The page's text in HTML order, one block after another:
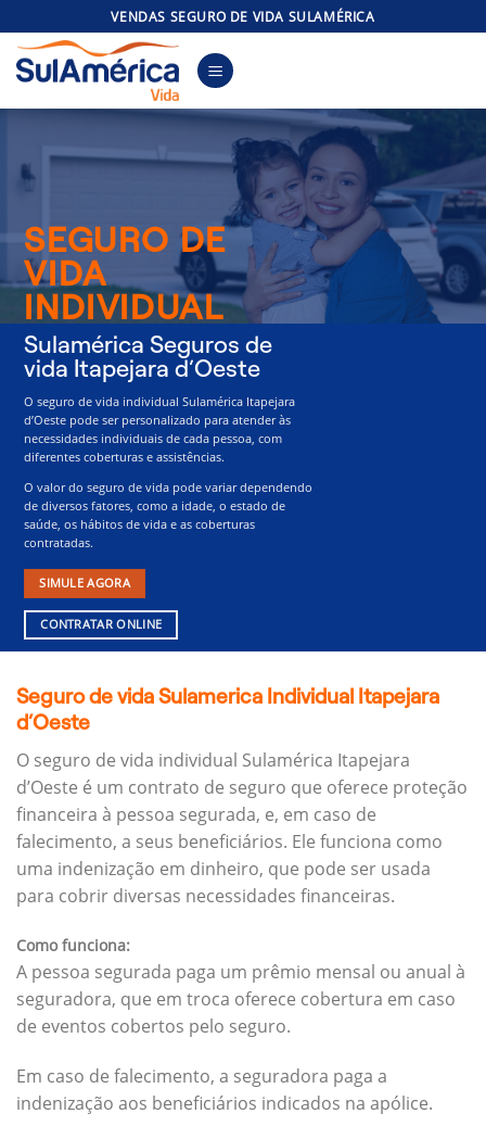
to
content
VENDAS SEGURO DE VIDA SULAMÉRICA
SEGURO DE
VIDA
INDIVIDUAL
Sulamérica Seguros de
vida Itapejara d’Oeste
O seguro de vida individual Sulamérica Itapejara
d’Oeste pode ser personalizado para atender às
necessidades individuais de cada pessoa, com
diferentes coberturas e assistências.
O valor do seguro de vida pode variar dependendo
de diversos fatores, como a idade, o estado de
saúde, os hábitos de vida e as coberturas
contratadas.
SIMULE AGORA
CONTRATAR ONLINE
Seguro de vida Sulamerica Individual Itapejara
d’Oeste
O seguro de vida individual Sulamérica Itapejara
d’Oeste é um contrato de seguro que oferece proteção
financeira à pessoa segurada, e, em caso de
falecimento, a seus beneficiários. Ele funciona como
uma indenização em dinheiro, que pode ser usada
para cobrir diversas necessidades financeiras.
Como funciona:
A pessoa segurada paga um prêmio mensal ou anual à
seguradora, que em troca oferece cobertura em caso
de eventos cobertos pelo seguro.
Em caso de falecimento, a seguradora paga a
indenização aos beneficiários indicados na apólice.